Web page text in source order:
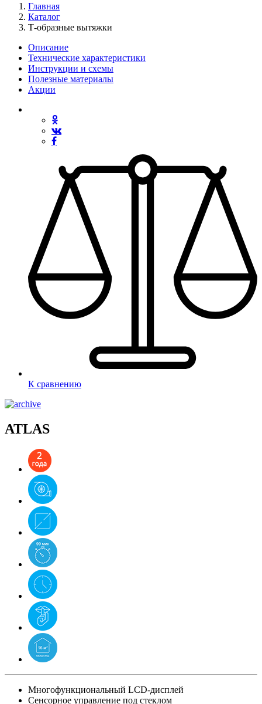
Главная
Каталог
Т-образные вытяжки
Описание
Технические характеристики
Инструкции и схемы
Полезные материалы
Акции
К сравнению
ATLAS
Многофункциональный LCD-дисплей
Сенсорное управление под стеклом